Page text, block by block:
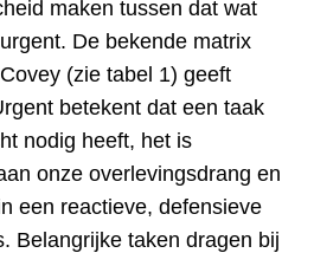
maken tussen dat wat
De bekende matrix
(zie tabel 1) geeft
betekent dat een taak
nodig heeft, het is
onze overlevingsdrang en
een reactieve, defensieve
Belangrijke taken dragen bij